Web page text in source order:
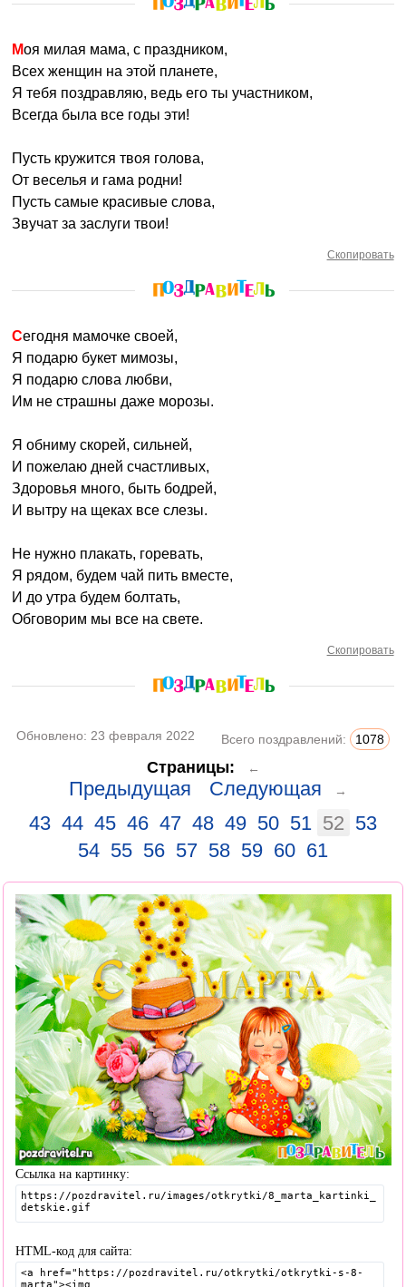
Моя милая мама, с праздником,
Всех женщин на этой планете,
Я тебя поздравляю, ведь его ты участником,
Всегда была все годы эти!
Пусть кружится твоя голова,
От веселья и гама родни!
Пусть самые красивые слова,
Звучат за заслуги твои!
Скопировать
Сегодня мамочке своей,
Я подарю букет мимозы,
Я подарю слова любви,
Им не страшны даже морозы.
Я обниму скорей, сильней,
И пожелаю дней счастливых,
Здоровья много, быть бодрей,
И вытру на щеках все слезы.
Не нужно плакать, горевать,
Я рядом, будем чай пить вместе,
И до утра будем болтать,
Обговорим мы все на свете.
Скопировать
Обновлено: 23 февраля 2022 Всего поздравлений: 1078
Страницы: ←
Предыдущая Следующая →
43 44 45 46 47 48 49 50 51 52 53
54 55 56 57 58 59 60 61
Ссылка на картинку:
HTML-код для сайта: